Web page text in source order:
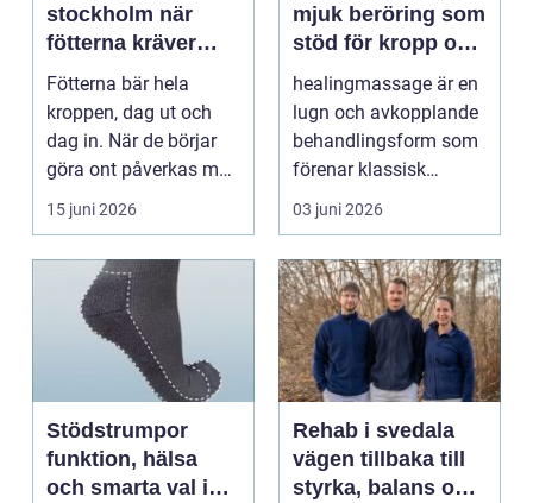
stockholm när
fötterna kräver
mer än vanliga
sulor
Fötterna bär hela
kroppen, dag ut och
dag in. När de börjar
göra ont påverkas mer
15 juni 2026
mjuk beröring som
stöd för kropp och
själ
healingmassage är en
lugn och avkopplande
behandlingsform som
förenar klassisk
massage med
energibas...
03 juni 2026
Stödstrumpor
funktion, hälsa
och smarta val i
Rehab i svedala
vägen tillbaka till
styrka, balans och